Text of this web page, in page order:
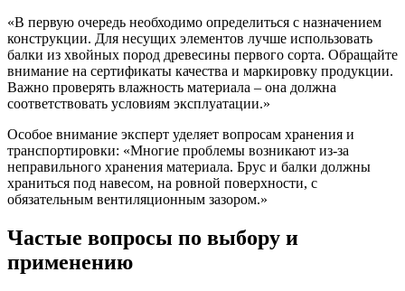
«В первую очередь необходимо определиться с назначением
конструкции. Для несущих элементов лучше использовать
балки из хвойных пород древесины первого сорта. Обращайте
внимание на сертификаты качества и маркировку продукции.
Важно проверять влажность материала – она должна
соответствовать условиям эксплуатации.»
Особое внимание эксперт уделяет вопросам хранения и
транспортировки: «Многие проблемы возникают из-за
неправильного хранения материала. Брус и балки должны
храниться под навесом, на ровной поверхности, с
обязательным вентиляционным зазором.»
Частые вопросы по выбору и
применению